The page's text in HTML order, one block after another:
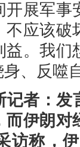
开展军
不应该
益。我
、反噬
记者：
而伊朗
访称，